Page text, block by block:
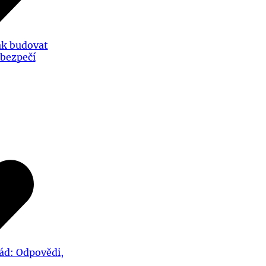
budovat
Odpovědi,